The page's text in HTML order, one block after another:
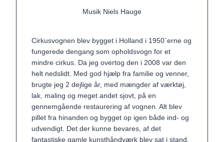
Musik Niels Hauge
Cirkusvognen blev bygget i Holland i 1950`erne og
fungerede dengang som opholdsvogn for et
mindre cirkus. Da jeg overtog den i 2008 var den
helt nedslidt. Med god hjælp fra familie og venner,
brugte jeg 2 dejlige år, med mængder af værktøj,
lak, maling og meget andet sjovt, på en
gennemgående restaurering af vognen. Alt blev
pillet fra hinanden og bygget op igen både ind- og
udvendigt. Det der kunne bevares, af det
fantastiske gamle kunsthåndværk blev sat i stand,